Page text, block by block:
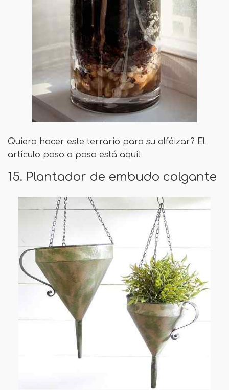
Quiero hacer este terrario para su alféizar? El
artículo paso a paso está aquí!
15. Plantador de embudo colgante